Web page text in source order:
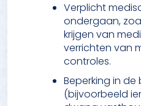
Verplicht
ondergaan,
krijgen van
verrichten van
controles.
Beperking in
(bijvoorbeeld